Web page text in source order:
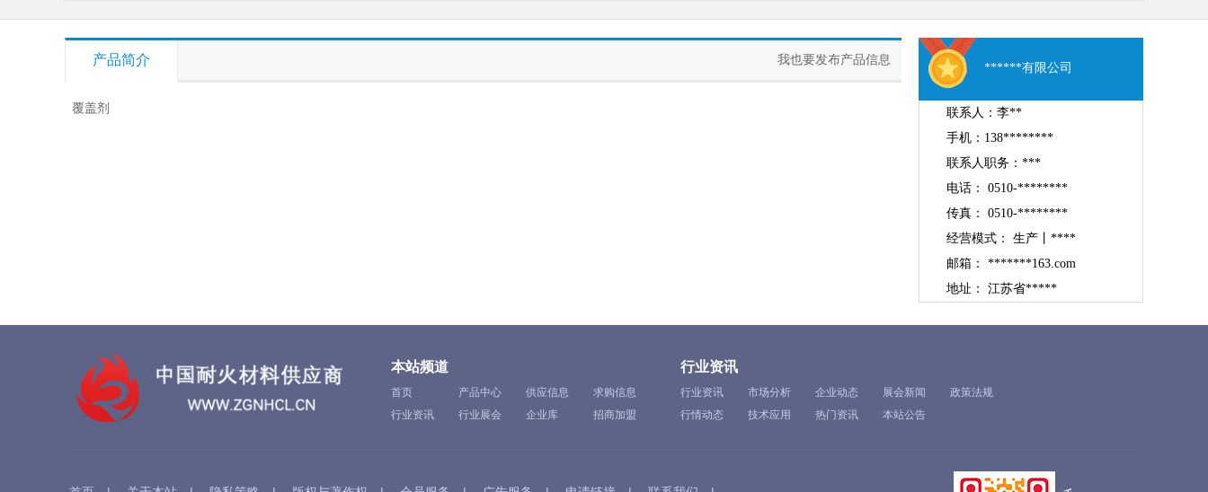
产品简介 我也要发布产品信息
覆盖剂
******有限公司
联系人：李**
手机：138********
联系人职务：***
电话： 0510-********
传真： 0510-********
经营模式： 生产丨****
邮箱： *******163.com
地址： 江苏省*****
本站频道
首页 产品中心 供应信息
求购信息
行业资讯
行业展会 企业库 招商加盟
行业资讯
行业资讯 市场分析 企业动态 展会新闻
政策法规
行情动态
技术应用 热门资讯 本站公告